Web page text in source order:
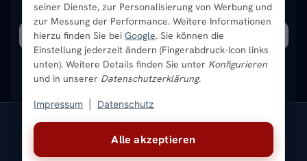
Alle akzeptieren
seiner Dienste, zur Personalisierung von Werbung und
zur Messung der Performance. Weitere Informationen
hierzu finden Sie bei Google. Sie können die
Einstellung jederzeit ändern (Fingerabdruck-Icon links
unten). Weitere Details finden Sie unter Konfigurieren
und in unserer Datenschutzerklärung.
Impressum Datenschutz
BestpreisgarantieSICHERE ZAHLUNG VERSAND MIT